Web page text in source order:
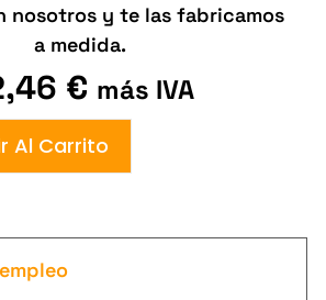
nosotros y te las fabricamos
a medida.
€ más IVA
Al Carrito